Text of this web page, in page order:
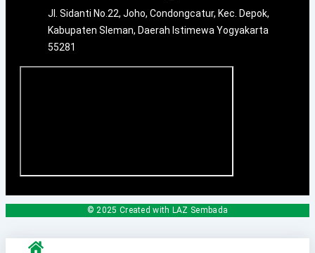
Jl. Sidanti No.22, Joho, Condongcatur, Kec. Depok,
Kabupaten Sleman, Daerah Istimewa Yogyakarta
55281
© 2025 Created with LAZ Sembada